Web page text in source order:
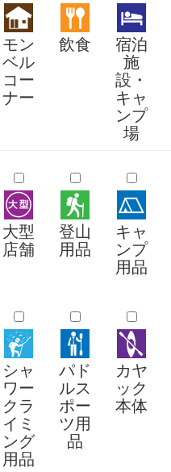
モン
ベル
コー
ナー
飲食 宿泊
施
設・
キャ
ンプ
場
大型
店舗
登山
用品
キャ
ンプ
用品
シャ
ワー
クラ
イミ
ング
用品
パド
ルス
ポー
ツ用
品
カヤ
ック
本体